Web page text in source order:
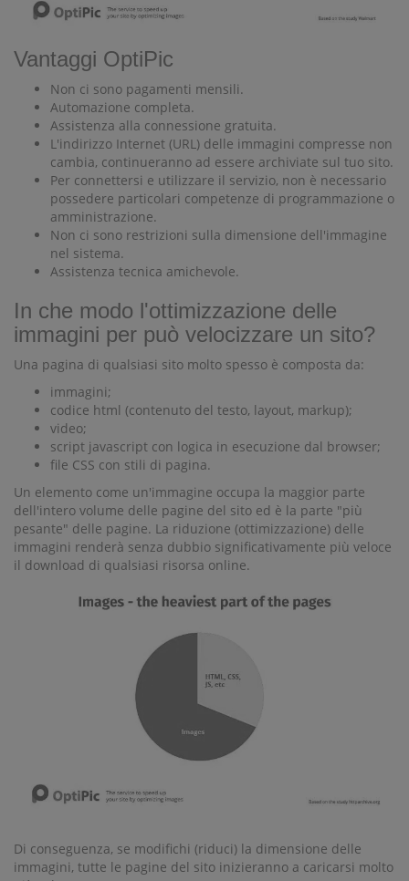
Vantaggi OptiPic
Non ci sono pagamenti mensili.
Automazione completa.
Assistenza alla connessione gratuita.
L'indirizzo Internet (URL) delle immagini compresse non
cambia, continueranno ad essere archiviate sul tuo sito.
Per connettersi e utilizzare il servizio, non è necessario
possedere particolari competenze di programmazione o
amministrazione.
Non ci sono restrizioni sulla dimensione dell'immagine
nel sistema.
Assistenza tecnica amichevole.
In che modo l'ottimizzazione delle
immagini per può velocizzare un sito?
Una pagina di qualsiasi sito molto spesso è composta da:
immagini;
codice html (contenuto del testo, layout, markup);
video;
script javascript con logica in esecuzione dal browser;
file CSS con stili di pagina.
Un elemento come un'immagine occupa la maggior parte
dell'intero volume delle pagine del sito ed è la parte "più
pesante" delle pagine. La riduzione (ottimizzazione) delle
immagini renderà senza dubbio significativamente più veloce
il download di qualsiasi risorsa online.
Di conseguenza, se modifichi (riduci) la dimensione delle
immagini, tutte le pagine del sito inizieranno a caricarsi molto